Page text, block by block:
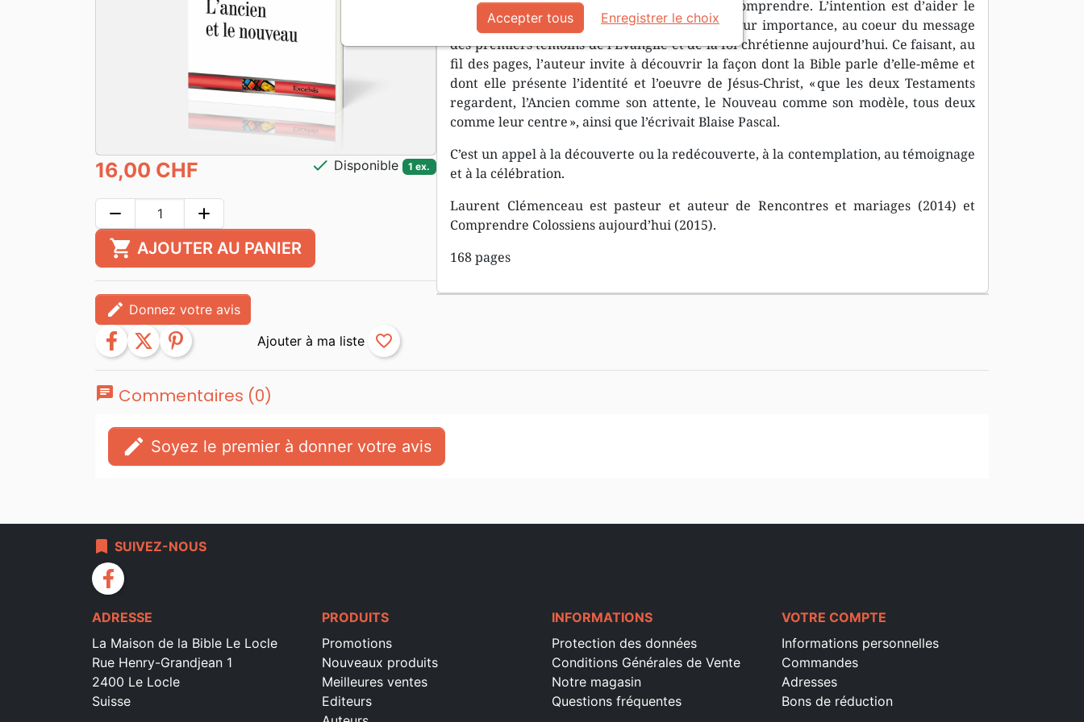
donnent le sens, la visée, afin de mieux les comprendre. L’intention est d’aider le
lecteur de la Bible à prendre conscience de leur importance, au coeur du message
des premiers témoins de l’Évangile et de la foi chrétienne aujourd’hui. Ce faisant, au
fil des pages, l’auteur invite à découvrir la façon dont la Bible parle d’elle-même et
dont elle présente l’identité et l’oeuvre de Jésus-Christ, « que les deux Testaments
regardent, l’Ancien comme son attente, le Nouveau comme son modèle, tous deux
comme leur centre », ainsi que l’écrivait Blaise Pascal.
C’est un appel à la découverte ou la redécouverte, à la contemplation, au témoignage
et à la célébration.
Laurent Clémenceau est pasteur et auteur de Rencontres et mariages (2014) et
Comprendre Colossiens aujourd’hui (2015).
168 pages
16,00 CHF check Disponible 1 ex.
remove add
shopping_cart AJOUTER AU PANIER
edit Donnez votre avis
facebook twitter pinterest favorite_border
chat Commentaires (0)
edit Soyez le premier à donner votre avis
bookmark SUIVEZ-NOUS
facebook
ADRESSE
La Maison de la Bible Le Locle
Rue Henry-Grandjean 1
2400 Le Locle
Suisse
PRODUITS
Promotions
Nouveaux produits
Meilleures ventes
Editeurs
INFORMATIONS
Protection des données
Conditions Générales de Vente
Notre magasin
Questions fréquentes
VOTRE COMPTE
Informations personnelles
Commandes
Adresses
Bons de réduction
Accepter tous Enregistrer le choix